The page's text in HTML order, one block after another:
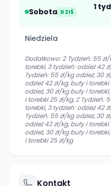
Sobota DZIŚ
1
Niedziela
Dodatkowo:2 Tydzień: 55
torebki, 3 tydzień: odzież 42
Tydzień: 55 zł/kg odzież, 30
odzież 42 zł/kg, buty i torebki
odzież, 30 zł/kg buty i
i torebki 25 zł/kg, 2 Tydzień:
torebki, 3 tydzień: odzież 42
Tydzień: 55 zł/kg odzież, 30
odzież 42 zł/kg, buty i torebki
odzież, 30 zł/kg buty i
i torebki 25 zł/kg
Kontakt